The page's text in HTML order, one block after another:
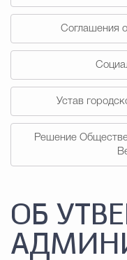
Соглашения
Устав
Решение
ОБ